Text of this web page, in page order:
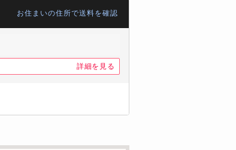
お住まいの住所で送料を確認
詳細を見る